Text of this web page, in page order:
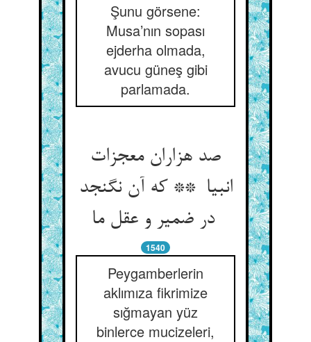
Şunu görsene:
Musa’nın sopası
ejderha olmada,
avucu güneş gibi
parlamada.
صد هزاران معجزات
انبیا ** که آن نگنجد
در ضمیر و عقل ما
1540
Peygamberlerin
aklımıza fikrimize
sığmayan yüz
binlerce mucizeleri,